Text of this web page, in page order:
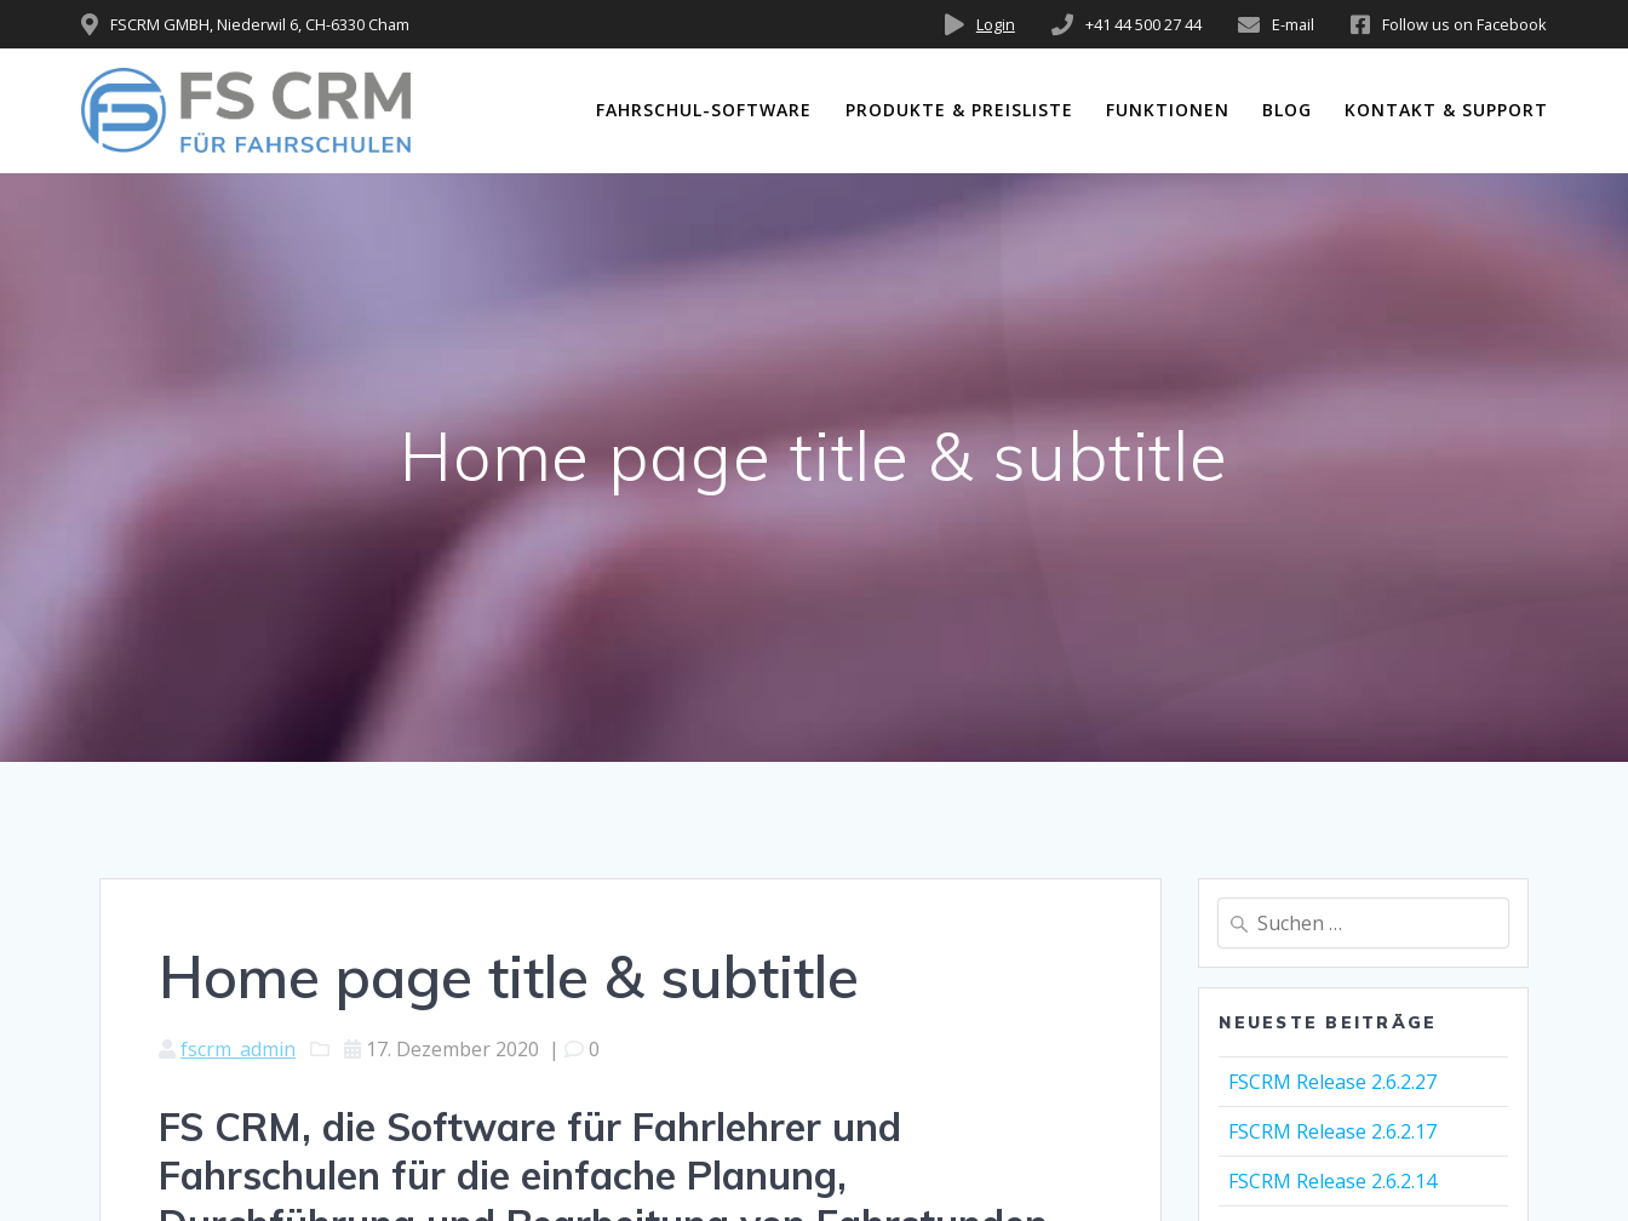
to
FSCRM GMBH, Niederwil 6, CH-6330 Cham Login +41 44 500 27 44 E-mail Follow us on Facebook
FAHRSCHUL-SOFTWARE PRODUKTE & PREISLISTE FUNKTIONEN BLOG KONTAKT & SUPPORT
Home page title & subtitle
Home page title & subtitle
fscrm_admin 17. Dezember 2020 | 0
FS CRM, die Software für Fahrlehrer und
Fahrschulen für die einfache Planung,
Suche
nach:
NEUESTE BEITRÄGE
FSCRM Release 2.6.2.27
FSCRM Release 2.6.2.17
FSCRM Release 2.6.2.14